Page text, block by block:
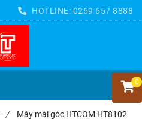
HOTLINE: 0269 657 8888
0
/ Máy mài góc HTCOM HT8102